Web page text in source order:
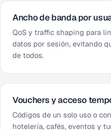
Ancho de banda por
QoS y traffic shaping para
datos por sesión, evitando
de todos.
Vouchers y acceso
Códigos de un solo uso o
hotelería, cafés, eventos y